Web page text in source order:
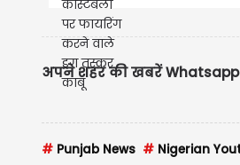
अपने शहर की खबरें
# Punjab News # Nigerian